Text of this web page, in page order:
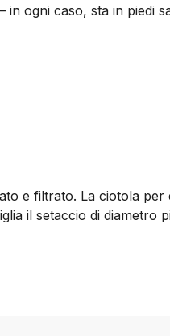
ogni caso, sta in piedi
e filtrato. La ciotola
il setaccio di diametro